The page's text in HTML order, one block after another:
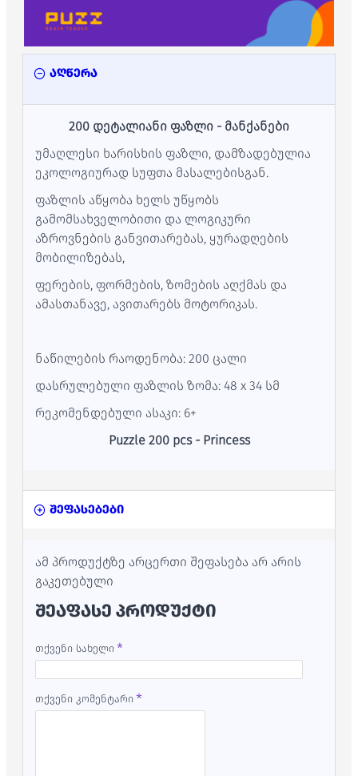
აღწერა
200 დეტალიანი ფაზლი - მანქანები
უმაღლესი ხარისხის ფაზლი, დამზადებულია
ეკოლოგიურად სუფთა მასალებისგან.
ფაზლის აწყობა ხელს უწყობს
გამომსახველობითი და ლოგიკური
აზროვნების განვითარებას, ყურადღების
მობილიზებას,
ფერების, ფორმების, ზომების აღქმას და
ამასთანავე, ავითარებს მოტორიკას.
ნაწილების რაოდენობა: 200 ცალი
დასრულებული ფაზლის ზომა: 48 x 34 სმ
რეკომენდებული ასაკი: 6+
Puzzle 200 pcs - Princess
შეფასებები
ამ პროდუქტზე არცერთი შეფასება არ არის
გაკეთებული
ᲨᲔᲐᲤᲐᲡᲔ ᲞᲠᲝᲓᲣᲥᲢᲘ
თქვენი სახელი
თქვენი კომენტარი